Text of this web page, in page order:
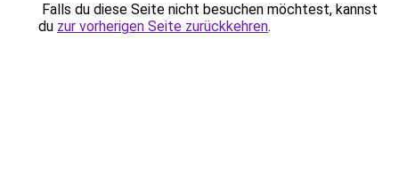
Falls du diese Seite nicht besuchen möchtest, kannst
du zur vorherigen Seite zurückkehren.